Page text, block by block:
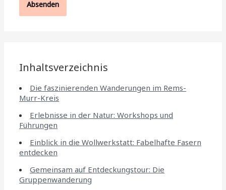
Inhaltsverzeichnis
Die faszinierenden Wanderungen im Rems-
Murr-Kreis
Erlebnisse in der Natur: Workshops und
Führungen
Einblick in die Wollwerkstatt: Fabelhafte Fasern
entdecken
Gemeinsam auf Entdeckungstour: Die
Gruppenwanderung